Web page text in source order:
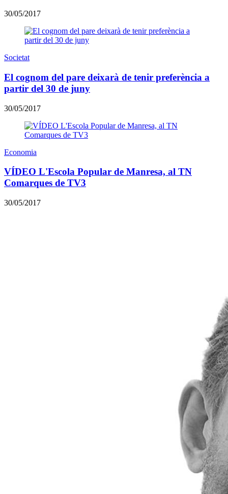
30/05/2017
Societat
El cognom del pare deixarà de tenir preferència a
partir del 30 de juny
30/05/2017
Economia
VÍDEO L'Escola Popular de Manresa, al TN
Comarques de TV3
30/05/2017